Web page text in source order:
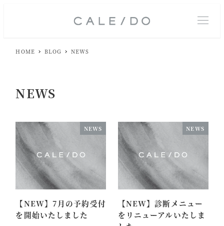
HOME BLOG NEWS
NEWS
NEWS
【NEW】7月の予約受付
を開始いたしました
NEWS
【NEW】診断メニュー
をリニューアルいたしま